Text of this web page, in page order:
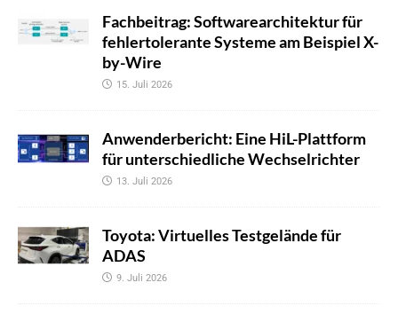
Fachbeitrag: Softwarearchitektur für
fehlertolerante Systeme am Beispiel X-
by-Wire
15. Juli 2026
Anwenderbericht: Eine HiL-Plattform
für unterschiedliche Wechselrichter
13. Juli 2026
Toyota: Virtuelles Testgelände für
ADAS
9. Juli 2026